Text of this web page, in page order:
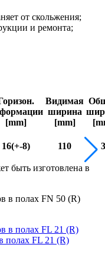
от скольжения;
и ремонта;
[mm]
Видимая
ширина
[mm]
16(+-8) 110 3
быть изготовлена в
полах FL 21 (R)